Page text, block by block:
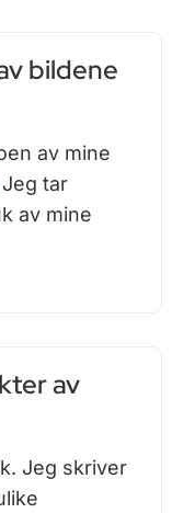
bildene
av mine
tar
av mine
av
Jeg skriver